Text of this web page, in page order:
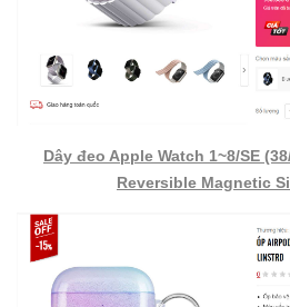
Dây đeo Apple Watch 1~8/SE
Reversible Magnetic